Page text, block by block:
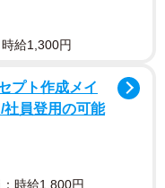
にしたことはあった
給1,300円
プト作成メイ
社員登用の可能
時給1,800円